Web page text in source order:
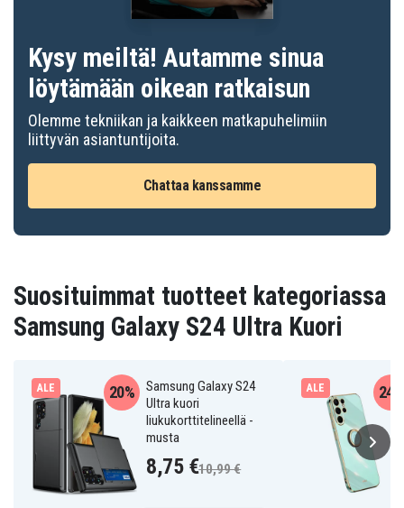
Kysy meiltä! Autamme sinua
löytämään oikean ratkaisun
Olemme tekniikan ja kaikkeen matkapuhelimiin
liittyvän asiantuntijoita.
Chattaa kanssamme
Suosituimmat tuotteet kategoriassa
Samsung Galaxy S24 Ultra Kuori
ALE
Samsung Galaxy S24
Ultra kuori
liukukorttitelineellä -
musta
20%
8,75 €10,99 €
ALE 24%